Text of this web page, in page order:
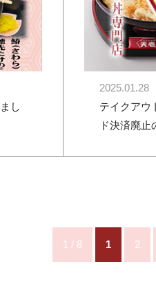
し
2025.01.28
テイクアウ
ド決済廃止
1 / 8 1 2